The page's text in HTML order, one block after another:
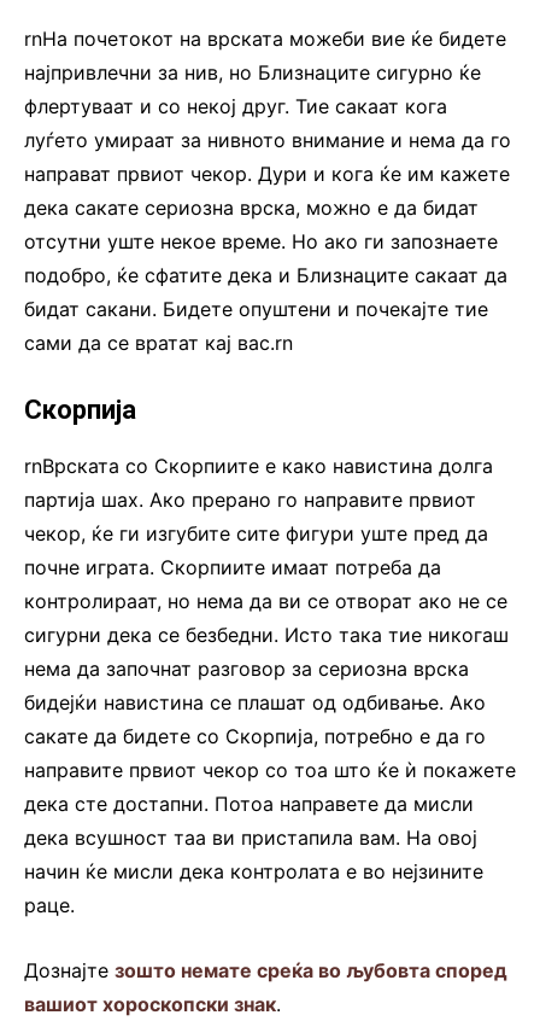
rnНа почетокот на врската можеби вие ќе бидете
најпривлечни за нив, но Близнаците сигурно ќе
флертуваат и со некој друг. Тие сакаат кога
луѓето умираат за нивното внимание и нема да го
направат првиот чекор. Дури и кога ќе им кажете
дека сакате сериозна врска, можно е да бидат
отсутни уште некое време. Но ако ги запознаете
подобро, ќе сфатите дека и Близнаците сакаат да
бидат сакани. Бидете опуштени и почекајте тие
сами да се вратат кај вас.rn
Скорпија
rnВрската со Скорпиите е како навистина долга
партија шах. Ако прерано го направите првиот
чекор, ќе ги изгубите сите фигури уште пред да
почне играта. Скорпиите имаат потреба да
контролираат, но нема да ви се отворат ако не се
сигурни дека се безбедни. Исто така тие никогаш
нема да започнат разговор за сериозна врска
бидејќи навистина се плашат од одбивање. Ако
сакате да бидете со Скорпија, потребно е да го
направите првиот чекор со тоа што ќе ѝ покажете
дека сте достапни. Потоа направете да мисли
дека всушност таа ви пристапила вам. На овој
начин ќе мисли дека контролата е во нејзините
раце.
Дознајте зошто немате среќа во љубовта според
вашиот хороскопски знак.